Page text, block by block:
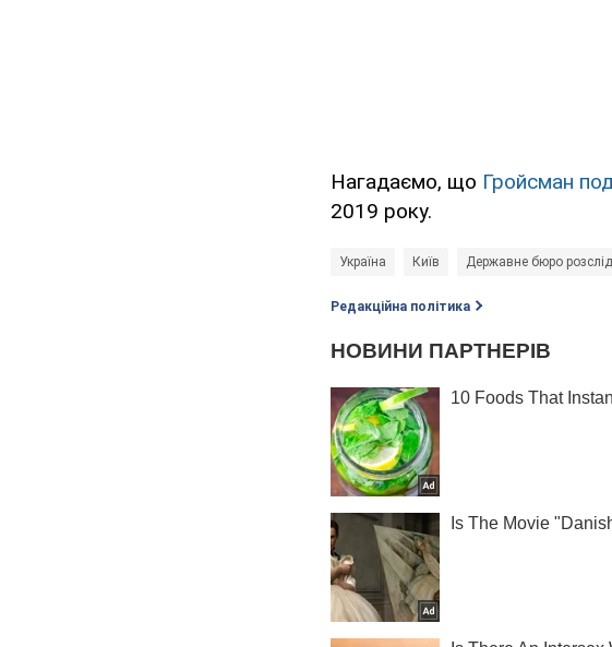
Нагадаємо, що Гройсман
2019 року.
Україна Київ Державне бюро
Редакційна політика